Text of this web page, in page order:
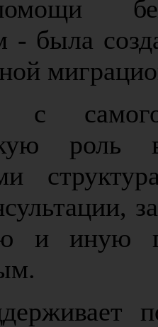
- была
с
и иную